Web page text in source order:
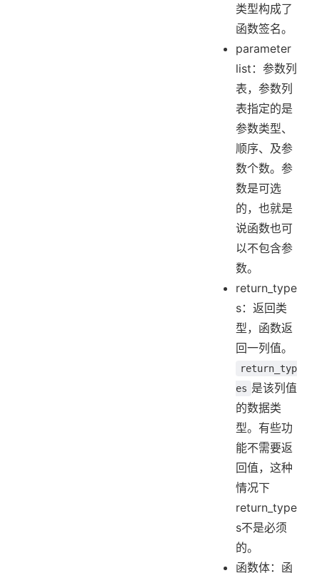
类型构成了
函数签名。
parameter
list：参数列
表，参数列
表指定的是
参数类型、
顺序、及参
数个数。参
数是可选
的，也就是
说函数也可
以不包含参
数。
return_type
s：返回类
型，函数返
回一列值。
return_typ
es 是该列值
的数据类
型。有些功
能不需要返
回值，这种
情况下
return_type
s不是必须
的。
函数体：函